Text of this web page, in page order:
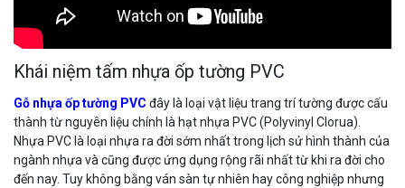
Khái niệm tấm nhựa ốp tường PVC
Gỗ nhựa ốp tường PVC đây là loại vật liệu trang trí tường được cấu
thành từ nguyên liệu chính là hạt nhựa PVC (Polyvinyl Clorua).
Nhựa PVC là loại nhựa ra đời sớm nhất trong lịch sử hình thành của
ngành nhựa và cũng được ứng dụng rộng rãi nhất từ khi ra đời cho
đến nay. Tuy không bằng ván sàn tự nhiên hay công nghiệp nhưng